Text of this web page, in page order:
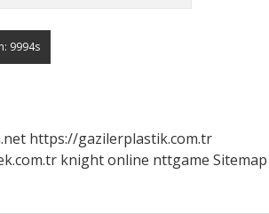
https://gazilerplastik.com.tr
knight online nttgame Sitemap